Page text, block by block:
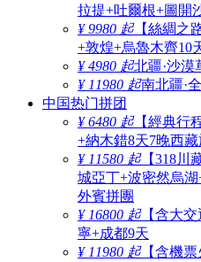
拉提+吐爾根+圖開
¥ 9980 起【絲綢之
+敦煌+烏魯木齊10
¥ 4980 起北疆·沙漠
¥ 11980 起南北疆·
中国热门拼团
¥ 6480 起【經典行
+納木錯8天7晚西
¥ 11580 起【318川
城亞丁+波密然烏
外賓拼團
¥ 16800 起【含大
寧+成都9天
¥ 11980 起【含機票